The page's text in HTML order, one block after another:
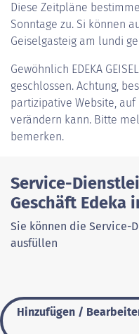
Diese Zeitpläne
Sonntage zu. Si können
Geiselgasteig am lundi
Gewöhnlich EDEKA
geschlossen. Achtung,
partizipative Website,
verändern kann. Bitte
bemerken.
Service-
Geschäft Edeka
Sie können die Service-
ausfüllen
Hinzufügen /